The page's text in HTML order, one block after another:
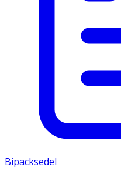
Bipacksedel